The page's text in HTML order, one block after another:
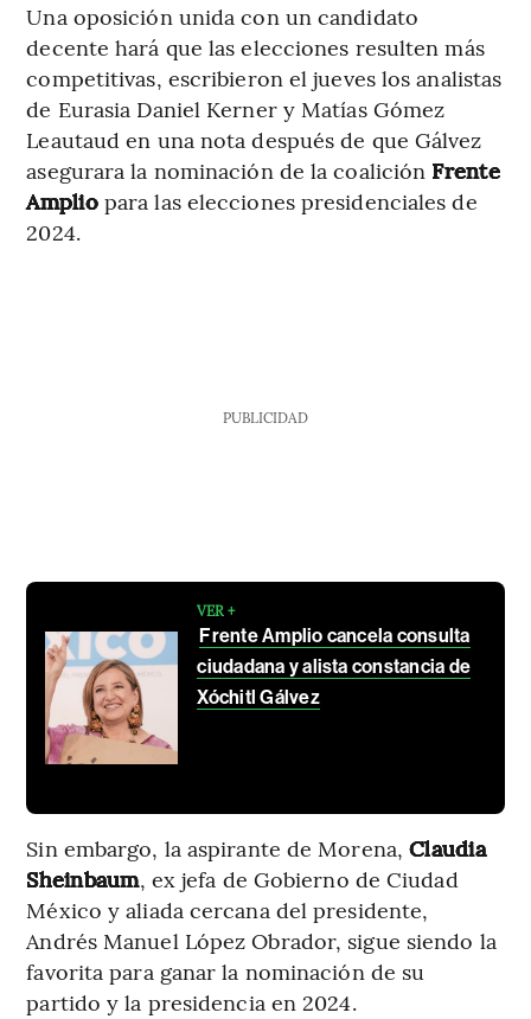
Una oposición unida con un candidato
decente hará que las elecciones resulten más
competitivas, escribieron el jueves los analistas
de Eurasia Daniel Kerner y Matías Gómez
Leautaud en una nota después de que Gálvez
asegurara la nominación de la coalición Frente
Ampliopara las elecciones presidenciales de
2024.
PUBLICIDAD
VER +
Frente Amplio cancela consulta
ciudadana y alista constancia de
Xóchitl Gálvez
Sin embargo, la aspirante de Morena,Claudia
Sheinbaum, ex jefa de Gobierno de Ciudad
México y aliada cercana del presidente,
Andrés Manuel López Obrador, sigue siendo la
favorita para ganar la nominación de su
partido y la presidencia en 2024.